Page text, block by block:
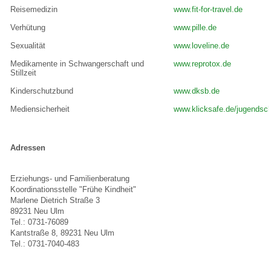
Reisemedizin
www.fit-for-travel.de
Verhütung
www.pille.de
Sexualität
www.loveline.de
Medikamente in Schwangerschaft und
Stillzeit
www.reprotox.de
Kinderschutzbund
www.dksb.de
Mediensicherheit
www.klicksafe.de/
Adressen
Erziehungs- und Familienberatung
Koordinationsstelle "Frühe Kindheit"
Marlene Dietrich Straße 3
89231 Neu Ulm
Tel.: 0731-76089
Kantstraße 8, 89231 Neu Ulm
Tel.: 0731-7040-483